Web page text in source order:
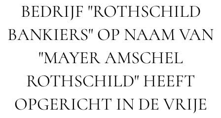
BEDRIJF "ROTHSCHILD
BANKIERS" OP NAAM VAN
"MAYER AMSCHEL
ROTHSCHILD" HEEFT
OPGERICHT IN DE VRIJE